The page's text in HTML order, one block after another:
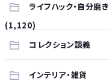
ライフハック・自分磨き
(1,120)
コレクション談義
インテリア・雑貨